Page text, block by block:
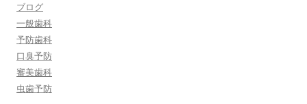
ブログ
一般歯科
予防歯科
口臭予防
審美歯科
虫歯予防